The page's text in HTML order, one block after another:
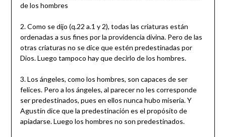
de los hombres
2. Como se dijo (q.22 a.1 y 2), todas las criaturas están
ordenadas a sus fines por la providencia divina. Pero de las
otras criaturas no se dice que estén predestinadas por
Dios. Luego tampoco hay que decirlo de los hombres.
3. Los ángeles, como los hombres, son capaces de ser
felices. Pero a los ángeles, al parecer no les corresponde
ser predestinados, pues en ellos nunca hubo miseria. Y
Agustín dice que la predestinación es el propósito de
apiadarse. Luego los hombres no son predestinados.